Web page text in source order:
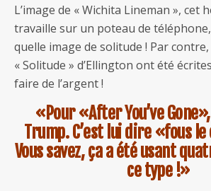
L’image de « Wichita Lineman », cet
travaille sur un poteau de
quelle image de solitude ! Par
« Solitude » d’Ellington ont été
faire de l’argent !
«Pour «After You’ve
Trump. C’est lui dire «fous
Vous savez, ça a été usant
ce type !»